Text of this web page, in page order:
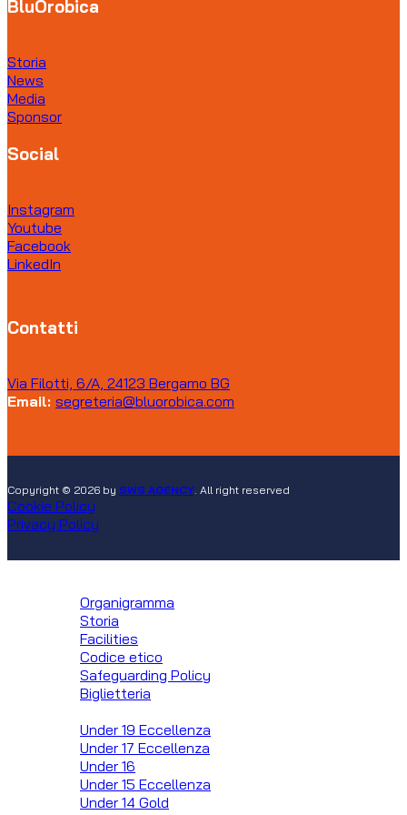
BluOrobica
Storia
News
Media
Sponsor
Social
Instagram
Youtube
Facebook
LinkedIn
Contatti
Via Filotti, 6/A, 24123 Bergamo BG
Email: segreteria@bluorobica.com
Copyright © 2026 by SWS AGENCY . All right reserved
Cookie Policy
Privacy Policy
Organigramma
Storia
Facilities
Codice etico
Safeguarding Policy
Biglietteria
Under 19 Eccellenza
Under 17 Eccellenza
Under 16
Under 15 Eccellenza
Under 14 Gold